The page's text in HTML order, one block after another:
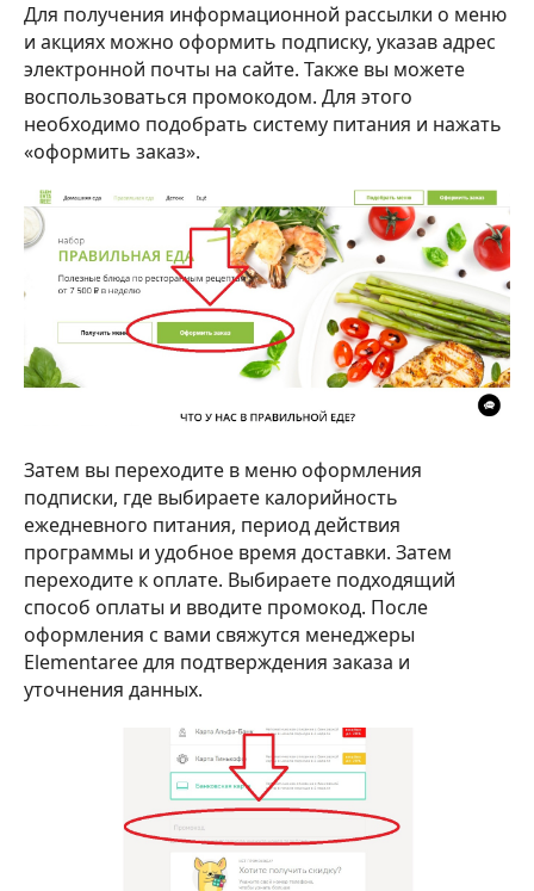
Для получения информационной рассылки о меню
и акциях можно оформить подписку, указав адрес
электронной почты на сайте. Также вы можете
воспользоваться промокодом. Для этого
необходимо подобрать систему питания и нажать
«оформить заказ».
Затем вы переходите в меню оформления
подписки, где выбираете калорийность
ежедневного питания, период действия
программы и удобное время доставки. Затем
переходите к оплате. Выбираете подходящий
способ оплаты и вводите промокод. После
оформления с вами свяжутся менеджеры
Elementaree для подтверждения заказа и
уточнения данных.